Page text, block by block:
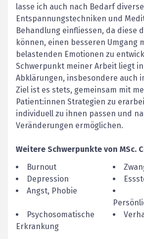
lasse ich auch nach Bedarf diverse
Entspannungstechniken und
Behandlung einfliessen, da diese
können, einen besseren Umgang
belastenden Emotionen zu
Schwerpunkt meiner Arbeit liegt
Abklärungen, insbesondere auch
Ziel ist es stets, gemeinsam mit
Patient:innen Strategien zu
individuell zu ihnen passen und
Veränderungen ermöglichen.
Weitere Schwerpunkte von MSc.
Burnout
Depression
Angst, Phobie
Psychosomatische
Erkrankung